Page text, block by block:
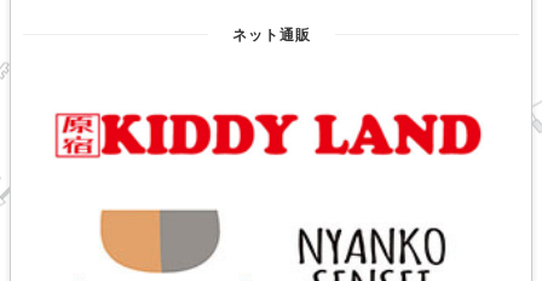
ネット通販